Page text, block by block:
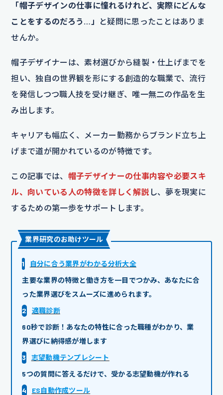
「帽子デザインの仕事に憧れるけれど、実際にどんな
ことをするのだろう…」
と疑問に思ったことはありま
せんか。
帽子デザイナーは、素材選びから縫製・仕上げまでを
担い、独自の世界観を形にする創造的な職業で、流行
を発信しつつ職人技を受け継ぎ、唯一無二の作品を生
み出します。
キャリアも幅広く、メーカー勤務からブランド立ち上
げまで道が開かれているのが特徴です。
この記事では、 帽子デザイナーの仕事内容や必要スキ
ル、向いている人の特徴を詳しく解説 し、夢を現実に
するための第一歩をサポートします。
業界研究のお助けツール
1
自分に合う業界がわかる分析大全
主要な業界の特徴と働き方を一目でつかみ、あなたに合
った業界選びをスムーズに進められます。
2
適職診断
60秒で診断！あなたの特性に合った職種がわかり、業
界選びに納得感が増します
3
志望動機テンプレシート
5つの質問に答えるだけで、受かる志望動機が作れる
4
ES自動作成ツール